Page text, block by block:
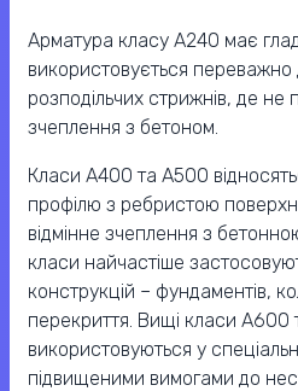
Арматура класу А240 має
використовується
розподільчих стрижнів, де не
зчеплення з бетоном.
Класи А400 та А500
профілю з ребристою
відмінне зчеплення з
класи найчастіше
конструкцій – фундаментів,
перекриття. Вищі класи А600
використовуються у
підвищеними вимогами до